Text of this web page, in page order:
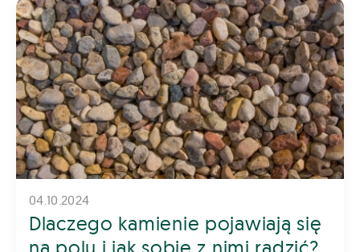
04.10.2024
Dlaczego kamienie pojawiają się